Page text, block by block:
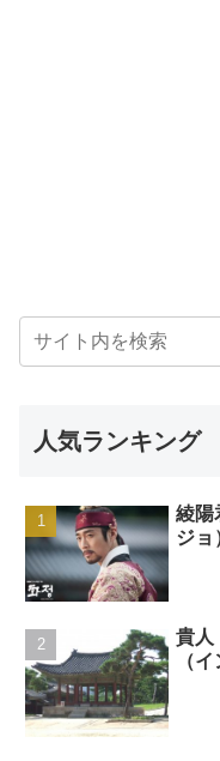
人気ランキング
綾陽
ジョ
貴人
（